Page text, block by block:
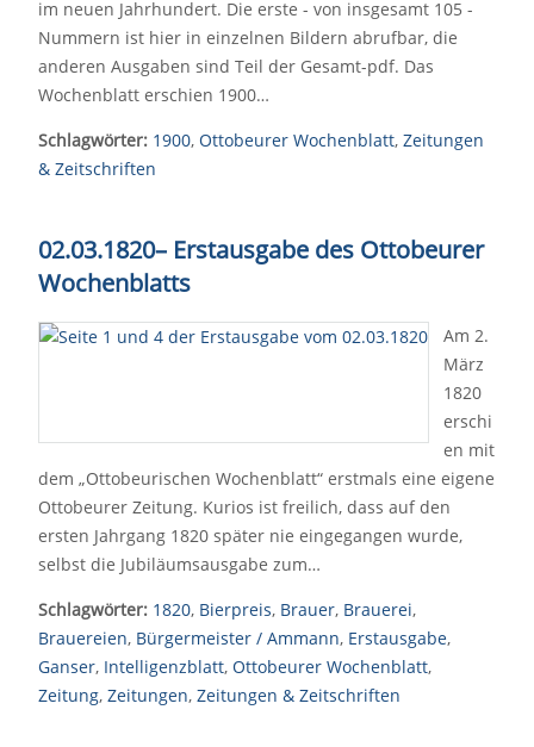
im neuen Jahrhundert. Die erste - von insgesamt 105 -
Nummern ist hier in einzelnen Bildern abrufbar, die
anderen Ausgaben sind Teil der Gesamt-pdf. Das
Wochenblatt erschien 1900…
Schlagwörter: 1900, Ottobeurer Wochenblatt, Zeitungen
& Zeitschriften
02.03.1820– Erstausgabe des Ottobeurer
Wochenblatts
Am 2.
März
1820
erschi
en mit
dem „Ottobeurischen Wochenblatt“ erstmals eine eigene
Ottobeurer Zeitung. Kurios ist freilich, dass auf den
ersten Jahrgang 1820 später nie eingegangen wurde,
selbst die Jubiläumsausgabe zum…
Schlagwörter: 1820, Bierpreis, Brauer, Brauerei,
Brauereien, Bürgermeister / Ammann, Erstausgabe,
Ganser, Intelligenzblatt, Ottobeurer Wochenblatt,
Zeitung, Zeitungen, Zeitungen & Zeitschriften